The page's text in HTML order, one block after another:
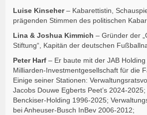
Luise Kinseher– Kabarettistin,
prägenden Stimmen des politischen
Lina & Joshua Kimmich– Gründer der
Stiftung“, Kapitän der deutschen
Peter Harf – Er baute mit der JAB
Milliarden-Investmentgesellschaft für die
Einige seiner Stationen:
Jacobs Douwe Egberts Peet’s 2024-
Benckiser-Holding 1996-2025;
bei Anheuser-Busch InBev 2006-2012;